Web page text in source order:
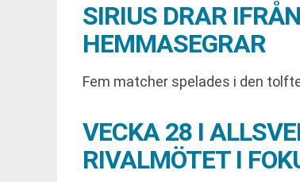
SIRIUS DRAR
HEMMASEGRAR
Fem matcher spelades i den
VECKA 28 I
RIVALMÖTET I